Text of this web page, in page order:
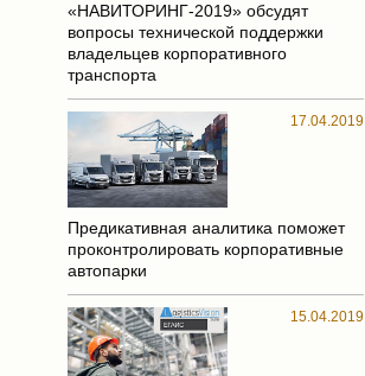
«НАВИТОРИНГ-2019» обсудят
вопросы технической поддержки
владельцев корпоративного
транспорта
17.04.2019
Предикативная аналитика поможет
проконтролировать корпоративные
автопарки
15.04.2019